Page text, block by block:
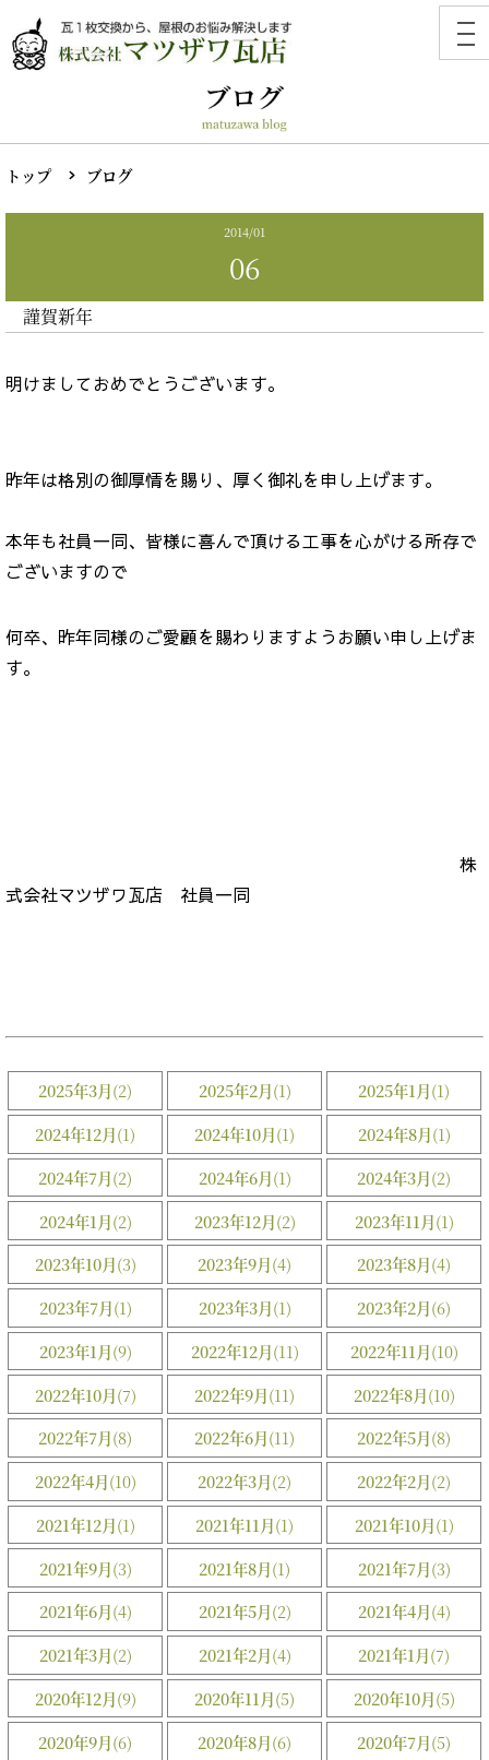
トップ ブログ
2014/01
06
謹賀新年
明けましておめでとうございます。
昨年は格別の御厚情を賜り、厚く御礼を申し上げます。
本年も社員一同、皆様に喜んで頂ける工事を心がける所存で
ございますので
何卒、昨年同様のご愛顧を賜わりますようお願い申し上げま
す。
株
式会社マツザワ瓦店 社員一同
2025年3月(2) 2025年2月(1) 2025年1月(1)
2024年12月(1) 2024年10月(1) 2024年8月(1)
2024年7月(2) 2024年6月(1) 2024年3月(2)
2024年1月(2) 2023年12月(2) 2023年11月(1)
2023年10月(3) 2023年9月(4) 2023年8月(4)
2023年7月(1) 2023年3月(1) 2023年2月(6)
2023年1月(9) 2022年12月(11) 2022年11月(10)
2022年10月(7) 2022年9月(11) 2022年8月(10)
2022年7月(8) 2022年6月(11) 2022年5月(8)
2022年4月(10) 2022年3月(2) 2022年2月(2)
2021年12月(1) 2021年11月(1) 2021年10月(1)
2021年9月(3) 2021年8月(1) 2021年7月(3)
2021年6月(4) 2021年5月(2) 2021年4月(4)
2021年3月(2) 2021年2月(4) 2021年1月(7)
2020年12月(9) 2020年11月(5) 2020年10月(5)
2020年9月(6) 2020年8月(6) 2020年7月(5)